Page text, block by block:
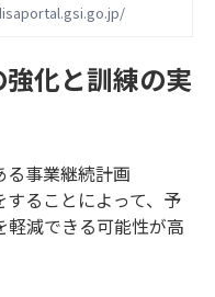
ことができます。
化と訓練の実
る事業継続計画
することによって、予
減できる可能性が高